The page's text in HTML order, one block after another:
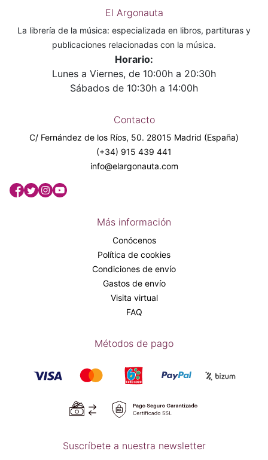
El Argonauta
La librería de la música: especializada en libros, partituras y
publicaciones relacionadas con la música.
Horario:
Lunes a Viernes, de 10:00h a 20:30h
Sábados de 10:30h a 14:00h
Contacto
C/ Fernández de los Ríos, 50. 28015 Madrid (España)
(+34) 915 439 441
info@elargonauta.com
Más información
Conócenos
Política de cookies
Condiciones de envío
Gastos de envío
Visita virtual
FAQ
Métodos de pago
Suscríbete a nuestra newsletter